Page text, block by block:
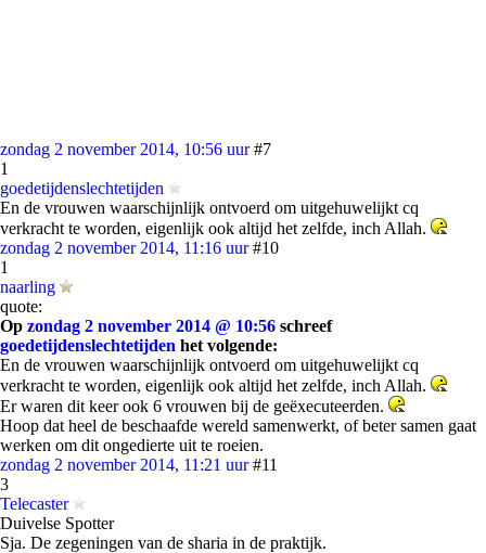
zondag 2 november 2014, 10:56 uur #7
1
goedetijdenslechtetijden
En de vrouwen waarschijnlijk ontvoerd om uitgehuwelijkt cq
verkracht te worden, eigenlijk ook altijd het zelfde, inch Allah.
zondag 2 november 2014, 11:16 uur #10
1
naarling
quote:
Op zondag 2 november 2014 @ 10:56 schreef
goedetijdenslechtetijden het volgende:
En de vrouwen waarschijnlijk ontvoerd om uitgehuwelijkt cq
verkracht te worden, eigenlijk ook altijd het zelfde, inch Allah.
Er waren dit keer ook 6 vrouwen bij de geëxecuteerden.
Hoop dat heel de beschaafde wereld samenwerkt, of beter samen gaat
werken om dit ongedierte uit te roeien.
zondag 2 november 2014, 11:21 uur #11
3
Telecaster
Duivelse Spotter
Sja. De zegeningen van de sharia in de praktijk.